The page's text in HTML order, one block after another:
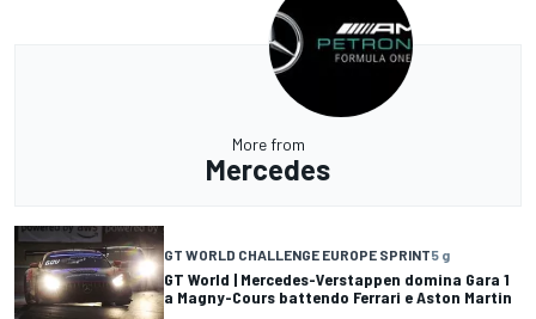
More from
Mercedes
GT WORLD CHALLENGE EUROPE SPRINT5 g
GT World | Mercedes-Verstappen domina Gara 1
a Magny-Cours battendo Ferrari e Aston Martin